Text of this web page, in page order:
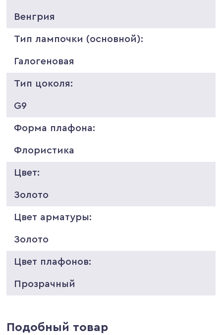
Венгрия
Тип лампочки (основной):
Галогеновая
Тип цоколя:
G9
Форма плафона:
Флористика
Цвет:
Золото
Цвет арматуры:
Золото
Цвет плафонов:
Прозрачный
Подобный товар